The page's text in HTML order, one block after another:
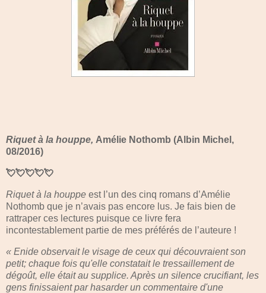
Riquet à la houppe, Amélie Nothomb (Albin Michel,
08/2016)
💘💘💘💘💘
Riquet à la houppe est l’un des cinq romans d’Amélie
Nothomb que je n’avais pas encore lus. Je fais bien de
rattraper ces lectures puisque ce livre fera
incontestablement partie de mes préférés de l’auteure !
« Enide observait le visage de ceux qui découvraient son
petit; chaque fois qu'elle constatait le tressaillement de
dégoût, elle était au supplice. Après un silence crucifiant, les
gens finissaient par hasarder un commentaire d'une